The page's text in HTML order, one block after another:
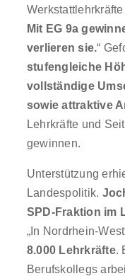
Mit EG 9a
verlieren sie.“
stufengleiche
vollständige
sowie attraktive
Lehrkräfte und
gewinnen.
Unterstützung
Landespolitik.
SPD-Fraktion im
„In Nordrhein-
8.000 Lehrkräfte.
Berufskollegs